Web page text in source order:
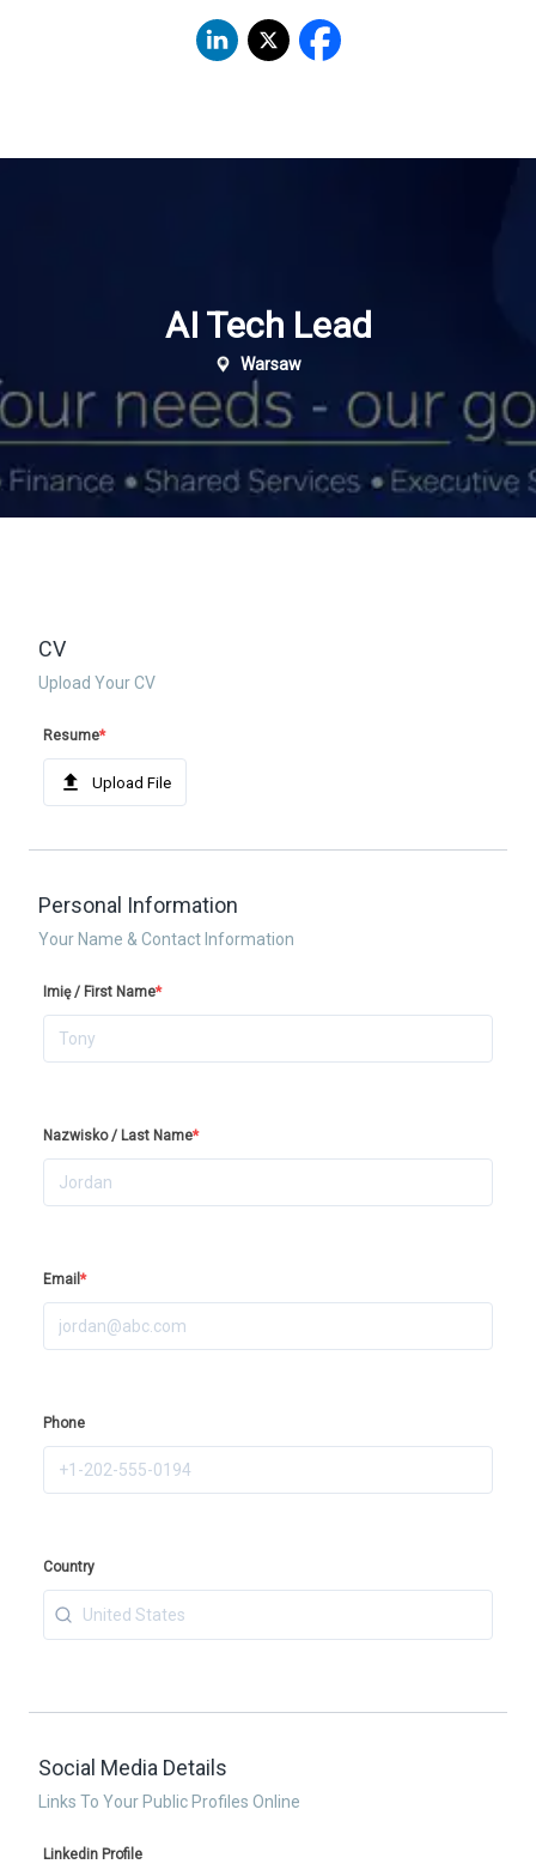
AI Tech Lead
Warsaw
CV
Upload Your CV
Resume*
Upload File
Personal Information
Your Name & Contact Information
Imię / First Name*
Nazwisko / Last Name*
Email *
Phone
Country
Social Media Details
Links To Your Public Profiles Online
Linkedin Profile